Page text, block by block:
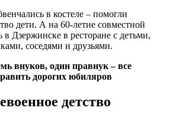
в костеле – помогли
дети. А на 60‑летие совместной
Дзержинске в ресторане с детьми,
соседями и друзьями.
внуков, один правнук – все
дорогих юбиляров
детство